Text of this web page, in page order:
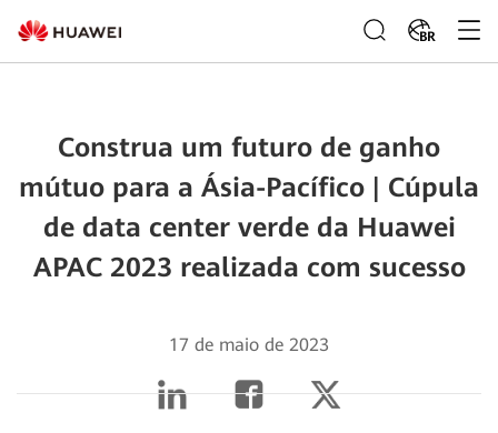
BR
Construa um futuro de ganho
mútuo para a Ásia-Pacífico | Cúpula
de data center verde da Huawei
APAC 2023 realizada com sucesso
17 de maio de 2023